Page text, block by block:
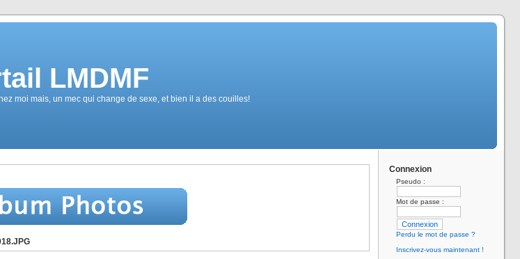
LMDMF
moi mais, un mec qui change de sexe, et bien il a des couilles!
Connexion
Pseudo :
Mot de passe :
Perdu le mot de passe ?
Inscrivez-vous maintenant !